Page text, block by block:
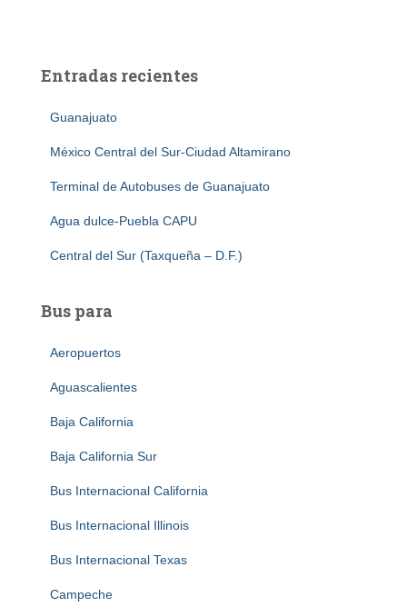
Entradas recientes
Guanajuato
México Central del Sur-Ciudad Altamirano
Terminal de Autobuses de Guanajuato
Agua dulce-Puebla CAPU
Central del Sur (Taxqueña – D.F.)
Bus para
Aeropuertos
Aguascalientes
Baja California
Baja California Sur
Bus Internacional California
Bus Internacional Illinois
Bus Internacional Texas
Campeche